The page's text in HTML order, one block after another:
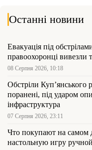
Останні новини
Евакуація під
правоохоронці вивезли
08 Серпня 2026, 10:18
Обстріли
поранені, під ударом
інфраструктура
07 Серпня 2026, 23:11
Что покупают на самом
настольную игру